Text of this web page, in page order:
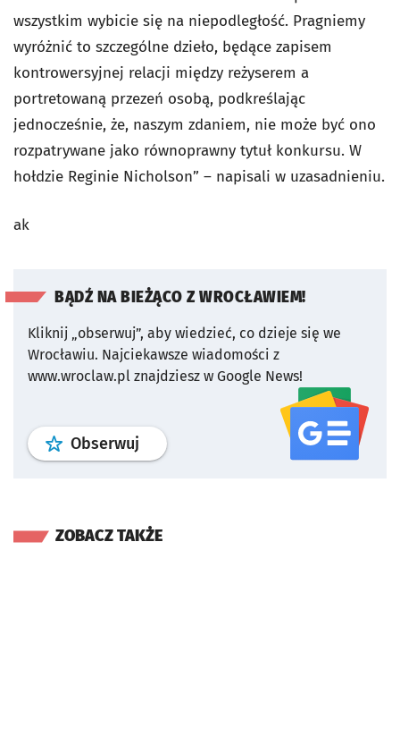
wszystkim wybicie się na niepodległość. Pragniemy
wyróżnić to szczególne dzieło, będące zapisem
kontrowersyjnej relacji między reżyserem a
portretowaną przezeń osobą, podkreślając
jednocześnie, że, naszym zdaniem, nie może być ono
rozpatrywane jako równoprawny tytuł konkursu. W
hołdzie Reginie Nicholson” – napisali w uzasadnieniu.
ak
BĄDŹ NA BIEŻĄCO Z WROCŁAWIEM!
Kliknij „obserwuj”, aby wiedzieć, co dzieje się we
Wrocławiu. Najciekawsze wiadomości z
www.wroclaw.pl znajdziesz w Google News!
Obserwuj profil serwisu
ZOBACZ TAKŻE